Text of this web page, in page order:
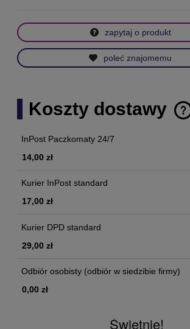
zapytaj o produkt
poleć znajomemu
Koszty dostawy
Cena nie zawiera ewentualnych kosztów
InPost Paczkomaty 24/7
14,00 zł
Kurier InPost standard
17,00 zł
Kurier DPD standard
29,00 zł
Odbiór osobisty (odbiór w siedzibie firmy)
0,00 zł
Świetnie!